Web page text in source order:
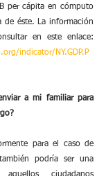
per cápita en cómputo
de éste. La información
indicator/NY.GDP.P
a mi familiar para
para el caso de
podría ser una
ciudadanos